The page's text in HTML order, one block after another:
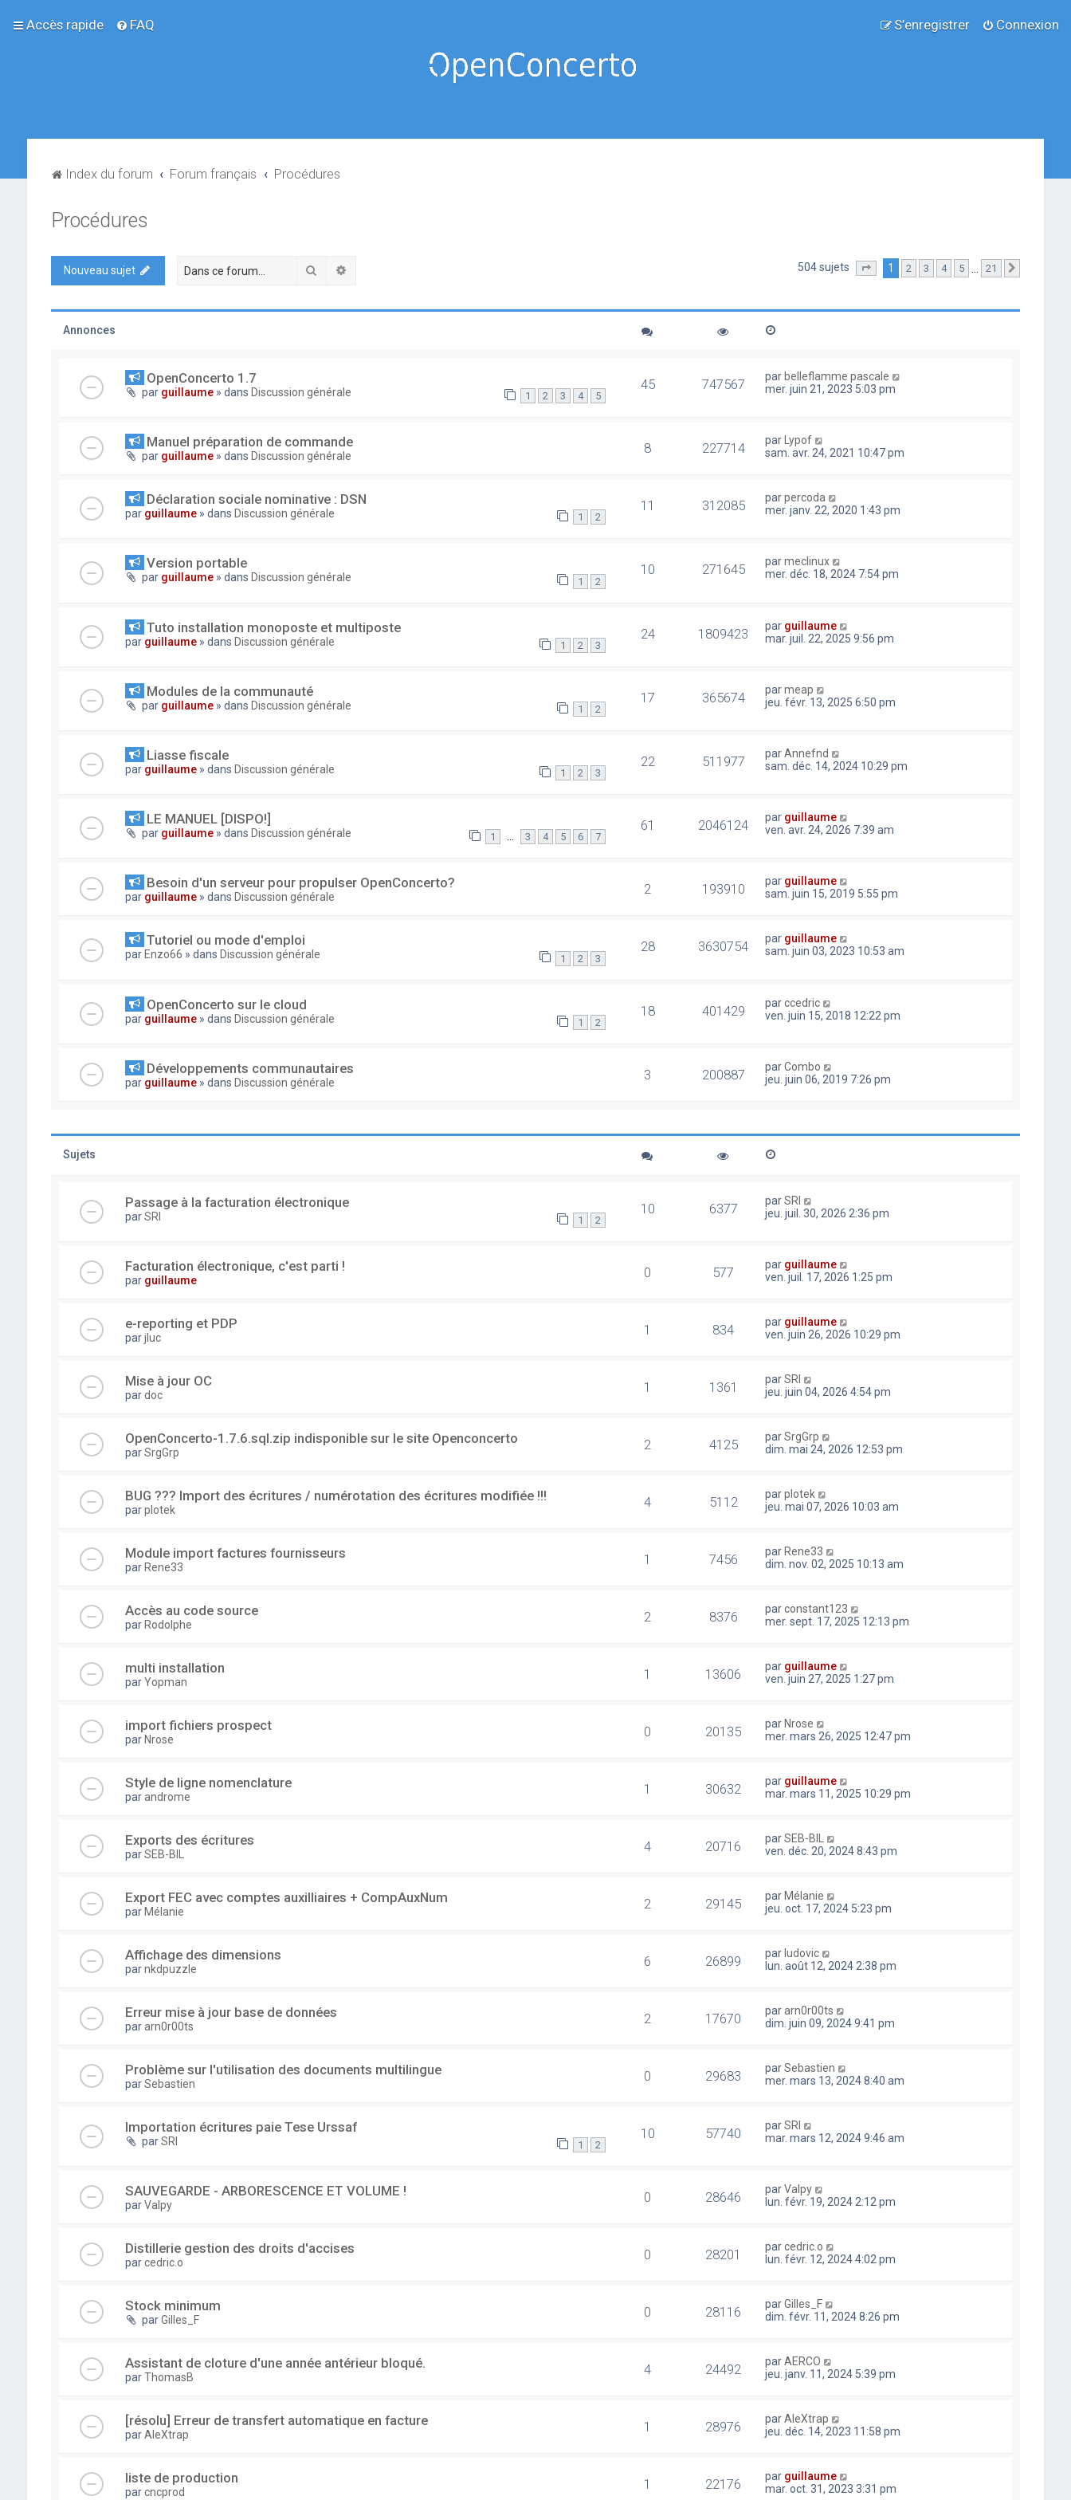
Accès rapide FAQ Connexion
S’enregistrer
Index du forum Forum français Procédures
Procédures
Nouveau sujet Rechercher 504 sujets Page sur 21
1 2 3 4 5 21
Annonces
OpenConcerto 1.7
par guillaume » dans Discussion générale 1 2 3 4 5
45 747567 par belleflamme pascale
mer. juin 21, 2023 5:03 pm
Manuel préparation de commande
par guillaume » dans Discussion générale 8 227714 par Lypof
sam. avr. 24, 2021 10:47 pm
Déclaration sociale nominative : DSN
par guillaume » dans Discussion générale 1 2
11 312085 parpercoda
mer. janv. 22, 2020 1:43 pm
Version portable
par guillaume » dans Discussion générale 1 2
10 271645 parmeclinux
mer. déc. 18, 2024 7:54 pm
Tuto installation monoposte et multiposte
par guillaume » dans Discussion générale 1 2 3
24 1809423 par guillaume
mar. juil. 22, 2025 9:56 pm
Modules de la communauté
par guillaume » dans Discussion générale 1 2
17 365674 parmeap
jeu. févr. 13, 2025 6:50 pm
Liasse fiscale
par guillaume » dans Discussion générale 1 2 3
22 511977 parAnnefnd
sam. déc. 14, 2024 10:29 pm
LE MANUEL [DISPO!]
par guillaume » dans Discussion générale 1 … 3 4 5 6 7
61 2046124 par guillaume
ven. avr. 24, 2026 7:39 am
Besoin d'un serveur pour propulser OpenConcerto?
par guillaume » dans Discussion générale 2 193910 par guillaume
sam. juin 15, 2019 5:55 pm
Tutoriel ou mode d'emploi
par Enzo66 » dans Discussion générale 1 2 3
28 3630754 par guillaume
sam. juin 03, 2023 10:53 am
OpenConcerto sur le cloud
par guillaume » dans Discussion générale 1 2
18 401429 parccedric
ven. juin 15, 2018 12:22 pm
Développements communautaires
par guillaume » dans Discussion générale 3 200887 parCombo
jeu. juin 06, 2019 7:26 pm
Sujets
Passage à la facturation électronique
parSRI 1 2
10 6377 parSRI
jeu. juil. 30, 2026 2:36 pm
Facturation électronique, c'est parti !
par guillaume 0 577 par guillaume
ven. juil. 17, 2026 1:25 pm
e-reporting et PDP
parjluc 1 834 par guillaume
ven. juin 26, 2026 10:29 pm
Mise à jour OC
pardoc 1 1361 parSRI
jeu. juin 04, 2026 4:54 pm
OpenConcerto-1.7.6.sql.zip indisponible sur le site Openconcerto
parSrgGrp 2 4125 parSrgGrp
dim. mai 24, 2026 12:53 pm
BUG ??? Import des écritures / numérotation des écritures modifiée !!!
parplotek 4 5112 parplotek
jeu. mai 07, 2026 10:03 am
Module import factures fournisseurs
par Rene33 1 7456 par Rene33
dim. nov. 02, 2025 10:13 am
Accès au code source
par Rodolphe 2 8376 parconstant123
mer. sept. 17, 2025 12:13 pm
multi installation
parYopman 1 13606 par guillaume
ven. juin 27, 2025 1:27 pm
import fichiers prospect
par Nrose 0 20135 par Nrose
mer. mars 26, 2025 12:47 pm
Style de ligne nomenclature
parandrome 1 30632 par guillaume
mar. mars 11, 2025 10:29 pm
Exports des écritures
parSEB-BIL 4 20716 parSEB-BIL
ven. déc. 20, 2024 8:43 pm
Export FEC avec comptes auxilliaires + CompAuxNum
par Mélanie 2 29145 par Mélanie
jeu. oct. 17, 2024 5:23 pm
Affichage des dimensions
parnkdpuzzle 6 26899 par ludovic
lun. août 12, 2024 2:38 pm
Erreur mise à jour base de données
pararn0r00ts 2 17670 pararn0r00ts
dim. juin 09, 2024 9:41 pm
Problème sur l'utilisation des documents multilingue
parSebastien 0 29683 parSebastien
mer. mars 13, 2024 8:40 am
Importation écritures paie Tese Urssaf
parSRI 1 2
10 57740 parSRI
mar. mars 12, 2024 9:46 am
SAUVEGARDE - ARBORESCENCE ET VOLUME !
parValpy 0 28646 parValpy
lun. févr. 19, 2024 2:12 pm
Distillerie gestion des droits d'accises
parcedric.o 0 28201 parcedric.o
lun. févr. 12, 2024 4:02 pm
Stock minimum
parGilles_F 0 28116 parGilles_F
dim. févr. 11, 2024 8:26 pm
Assistant de cloture d'une année antérieur bloqué.
parThomasB 4 24492 parAERCO
jeu. janv. 11, 2024 5:39 pm
[résolu] Erreur de transfert automatique en facture
parAleXtrap 1 28976 parAleXtrap
jeu. déc. 14, 2023 11:58 pm
liste de production
parcncprod 1 22176 par guillaume
mar. oct. 31, 2023 3:31 pm